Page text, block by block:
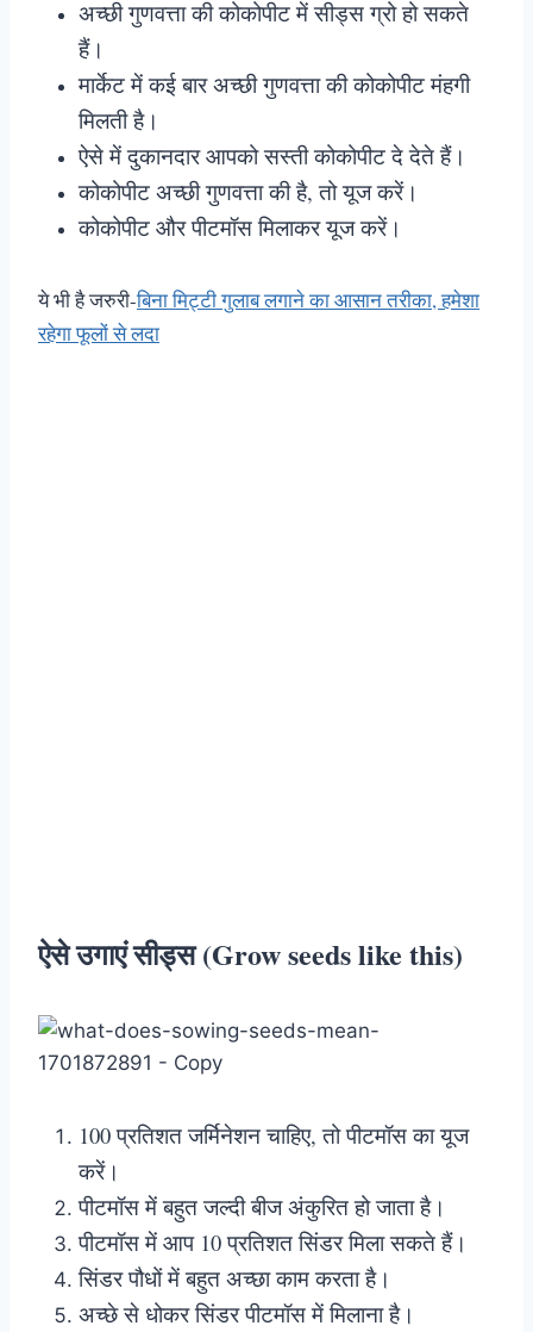
अच्छी गुणवत्ता की कोकोपीट में सीड्स ग्रो हो सकते
हैं।
मार्केट में कई बार अच्छी गुणवत्ता की कोकोपीट मंहगी
मिलती है।
ऐसे में दुकानदार आपको सस्ती कोकोपीट दे देते हैं।
कोकोपीट अच्छी गुणवत्ता की है, तो यूज करें।
कोकोपीट और पीटमॉस मिलाकर यूज करें।
ये भी है जरुरी-बिना मिट्टी गुलाब लगाने का आसान तरीका, हमेशा
रहेगा फूलों से लदा
ऐसे उगाएं सीड्स (Grow seeds like this)
100 प्रतिशत जर्मिनेशन चाहिए, तो पीटमॉस का यूज
करें।
पीटमॉस में बहुत जल्दी बीज अंकुरित हो जाता है।
पीटमॉस में आप 10 प्रतिशत सिंडर मिला सकते हैं।
सिंडर पौधों में बहुत अच्छा काम करता है।
अच्छे से धोकर सिंडर पीटमॉस में मिलाना है।